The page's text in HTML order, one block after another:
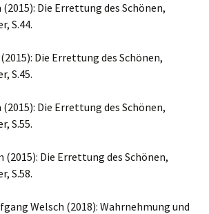
(2015): Die Errettung des Schönen,
S.44.
Die Errettung des Schönen,
S.45.
(2015): Die Errettung des Schönen,
S.55.
(2015): Die Errettung des Schönen,
S.58.
Welsch (2018): Wahrnehmung und